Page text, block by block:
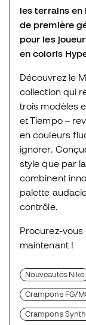
les terrains
de première
pour les
en coloris
Découvrez le
collection qui
trois modèles
et Tiempo –
en couleurs
ignorer.
style que par
combinent
palette
contrôle.
Procurez-vous
maintenant !
Nouveautés Nike
Crampons FG/
Crampons